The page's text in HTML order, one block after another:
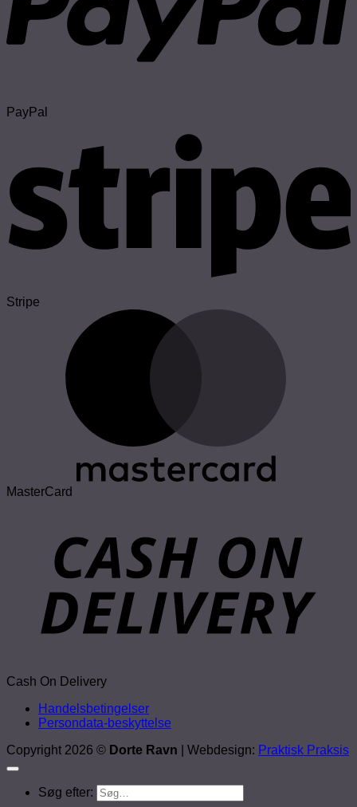
PayPal
Stripe
MasterCard
Cash On Delivery
Handelsbetingelser
Persondata-beskyttelse
Copyright 2026 © Dorte Ravn | Webdesign: Praktisk Praksis
Søg efter: